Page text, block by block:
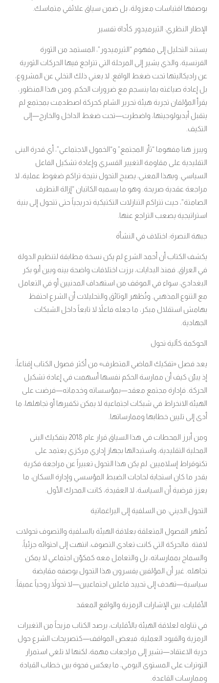
بوصفها اقتباسات معزولة، بل ضمن سياق علائقي متماسك.
الإطار النظري: الثيرميدور كأداة تفسير
يستند التحليل إلى مفهوم “الثيرميدور”، المستمد من الثورة
الفرنسية، والذي يشير إلى المرحلة التي تتراجع فيها الحركات الثورية
عن راديكاليتها تحت ضغط الواقع. لا يعني ذلك التخلي عن المشروع،
بل إعادة صياغته بما ينسجم مع ضرورات الحكم. ومن هذا المنظور،
يقرأ المؤلفان تجربة هيئة تحرير الشام كحركة اصطدمت بمجتمع لم
يتقبل أيديولوجيتها، واضطرت—تحت ضغط الداخل والخارج—إلى
التكيف.
ويبرز هنا مفهوما “ثأر المجتمع” و“الخمول الاجتماعي”، أي قدرة البنى
التقليدية على مقاومة التغيير القسري وإعادة تشكيل الفاعل
السياسي. وبهذا المعنى، يصبح التحول نتيجة تراكم ضغوط عملية، لا
مراجعة عقدية صريحة. وهو ما يسميه الكاتبان “إزالة التطرف
الصامتة”، حيث تتراكم التنازلات التكتيكية تدريجياً حتى تتحول إلى بنية
استراتيجية يصعب التراجع عنها.
جبهة النصرة: اختلاف في النشأة
يكشف الكتاب أن أحمد الشرع لم يكن نسخة مطابقة لتنظيم الدولة
في العراق. فمنذ البدايات، برزت اختلافات واضحة بينه وبين أبو بكر
البغدادي، سواء في الموقف من استهداف المدنيين أو في التعامل
مع التنوع المذهبي. وتُظهر الوثائق والتحليلات أن الشرع احتفظ
بهامش استقلال مبكر، ما جعله فاعلاً لا تابعاً داخل الشبكات
الجهادية.
الحوكمة كآلية تحول
يعد فصل «تفكيك الماضي المتطرف» من أكثر فصول الكتاب إقناعاً،
إذ يبيّن كيف أن ممارسة الحكم نفسها أسهمت في إعادة تشكيل
الحركة. فإدارة مجتمع معقد—بمؤسساته وخدماته—فرضت على
الهيئة الانخراط في شبكات اجتماعية لا يمكن تكفيرها أو تجاهلها، ما
أدى إلى تليين خطابها وممارساتها.
ومن أبرز المحطات في هذا السياق قرار عام 2018 بتفكيك البنى
المحلية التقليدية، واستبدالها بجهاز إداري مركزي يعتمد على
تكنوقراط إسلاميين. لم يكن هذا التحول تعبيراً عن مراجعة فكرية
بقدر ما كان استجابة لحاجات الضبط المؤسسي وإدارة السكان، ما
يعزز فرضية أن السياسة، لا العقيدة، كانت المحرك الأول.
التحول الديني: من السلفية إلى البراغماتية
تُظهر الفصول المتعلقة بعلاقة الهيئة بالسلفية والتصوف تحولات
لافتة. فالحركة التي كانت تعادي التصوف، انتهت إلى احتوائه جزئياً،
والسماح بممارساته، بل والتعامل معه كمكوّن اجتماعي لا يمكن
تجاهله. غير أن المؤلفين يفسرون هذا التحول بوصفه مقايضة
سياسية—تهدف إلى تحييد فاعلين اجتماعيين—لا تحولاً روحياً عميقاً.
الأقليات: بين الإشارات الرمزية والواقع المعقد
في تناوله لعلاقة الهيئة بالأقليات، يرصد الكتاب مزيجاً من التغيرات
الرمزية والقيود العملية. فبعض المواقف—كتصريحات الشرع حول
حرية الاعتقاد—تشير إلى مراجعات مهمة، لكنها لا تلغي استمرار
التوترات على المستوى اليومي، ما يعكس فجوة بين خطاب القيادة
وممارسات القاعدة.